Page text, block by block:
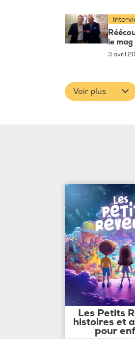
le
3 avril
Voir plus
Les Petits
histoires et
pour